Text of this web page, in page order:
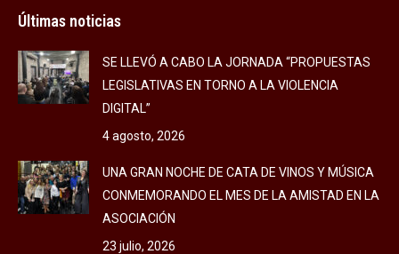
Últimas noticias
SE LLEVÓ A CABO LA JORNADA “PROPUESTAS
LEGISLATIVAS EN TORNO A LA VIOLENCIA
DIGITAL”
4 agosto, 2026
UNA GRAN NOCHE DE CATA DE VINOS Y MÚSICA
CONMEMORANDO EL MES DE LA AMISTAD EN LA
ASOCIACIÓN
23 julio, 2026